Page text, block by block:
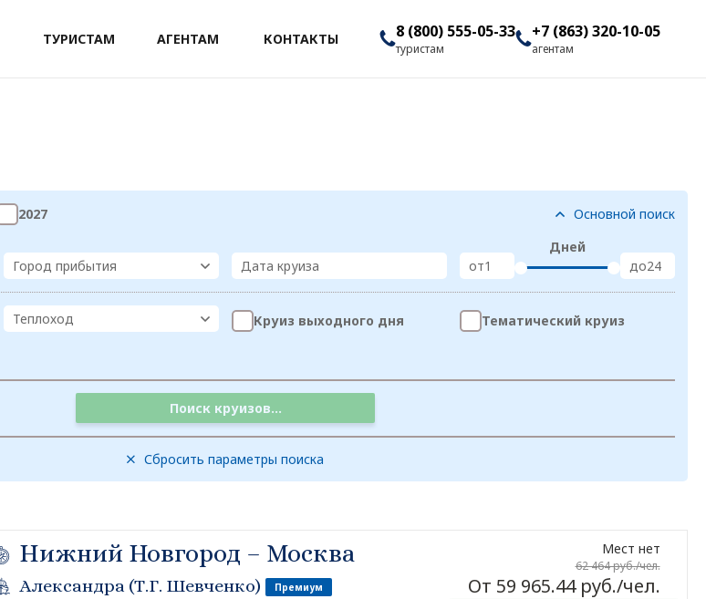
ТУРИСТАМ АГЕНТАМ КОНТАКТЫ 8 (800) 555-05-33
туристам
+7 (863) 320-10-05
агентам
2027 Основной поиск
Город прибытия Дата круиза от
Дней
до
Теплоход Круиз выходного дня
Тематический круиз
Поиск круизов...
Сбросить параметры поиска
Нижний Новгород – Москва
Александра (Т.Г. Шевченко) Премиум
Мест нет
62 464 руб./чел.
От 59 965.44 руб./чел.